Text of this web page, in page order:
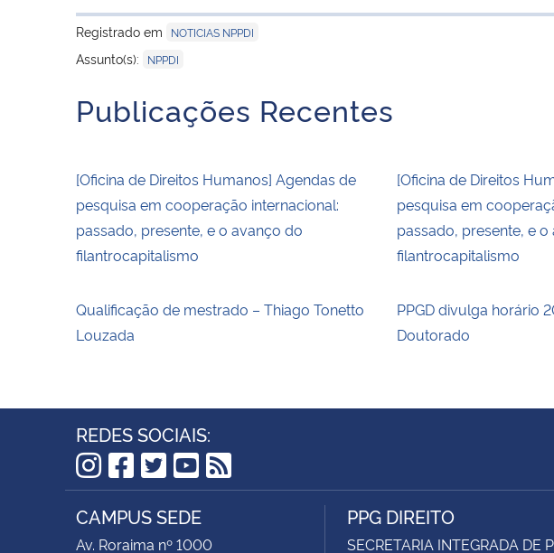
Registrado em
NOTICIAS NPPDI
Assunto(s): NPPDI
Publicações Recentes
[Oficina de Direitos Humanos] Agendas de
pesquisa em cooperação internacional:
passado, presente, e o avanço do
filantrocapitalismo
[Oficina de Direitos
pesquisa em
passado, presente, e
filantrocapitalismo
Qualificação de mestrado – Thiago Tonetto
Louzada
PPGD divulga horário
Doutorado
REDES SOCIAIS:
Instagram
Facebook
Twitter
YouTube
RSS
CAMPUS SEDE
Av. Roraima nº 1000
PPG DIREITO
SECRETARIA INTEGRADA DE